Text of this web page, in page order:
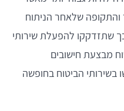
והתקופה שלאחר הניתוח
שתזדקקו להפעלת שירותי
מבצעת חישובים
הביטוח בחופשה